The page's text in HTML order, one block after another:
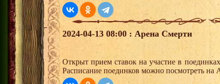
2024-04-13 08:00 : Арена Смерти
Открыт прием ставок на участие в
Расписание поединков можно посмотреть на